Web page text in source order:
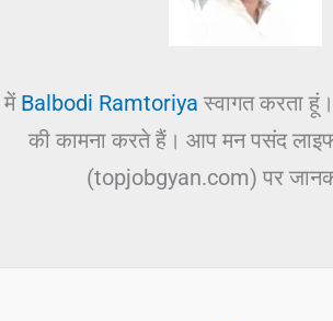
में Balbodi Ramtoriya स्वागत करता
की कामना करते हैं। आप मन पसंद
(topjobgyan.com) पर